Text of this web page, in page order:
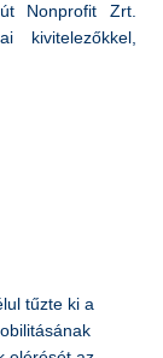
Nonprofit Zrt.
kivitelezőkkel,
tűzte ki a